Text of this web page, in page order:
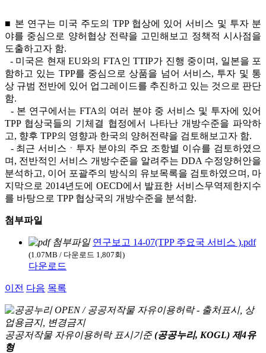
■ 본 연구는 미국 주도의 TPP 협상에 있어 서비스 및 투자 분
야를 중심으로 양허협상 전략을 고민해보고 정책적 시사점을
도출하고자 함.
- 미국은 현재 EU와의 FTA인 TTIP가 진행 중이며, 일본을 포
함하고 있는 TPP를 중심으로 상품을 넘어 서비스, 투자 및 통
상 규범 전반에 있어 업그레이드를 추진하고 있는 것으로 판단
함.
- 본 연구에서는 FTA의 여러 분야 중 서비스 및 투자에 있어
TPP 협상국들의 기체결 협정에서 나타난 개방수준을 파악하
고, 향후 TPP의 영향과 한국의 양허전략을 검토해보고자 함.
- 최근 서비스ㆍ투자 분야의 주요 조항별 이슈를 검토하였으
며, 전반적인 서비스 개방수준을 알려주는 DDA 수정양허안을
분석하고, 이어 포괄주의 방식의 유보목록을 검토하였으며, 마
지막으로 2014년도에 OECD에서 발표한 서비스무역제한지수
를 바탕으로 TPP 협상국의 개방수준을 분석함.
첨부파일
연구보고 14-07(TPP 주요국 서비스 ).pdf
(1.07MB / 다운로드 1,807회)
다운로드
이전 다음 목록
공공저작물 자유이용허락 표시기준 (공공누리, KOGL) 제4유
형